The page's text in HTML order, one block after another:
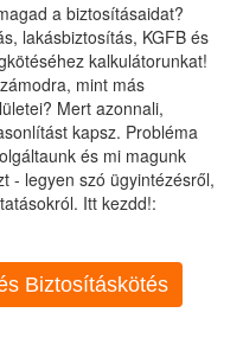
a biztosításaidat?
lakásbiztosítás, KGFB és
kalkulátorunkat!
mint más
Mert azonnali,
kapsz. Probléma
és mi magunk
- legyen szó ügyintézésről,
Itt kezdd!:
Biztosításkötés